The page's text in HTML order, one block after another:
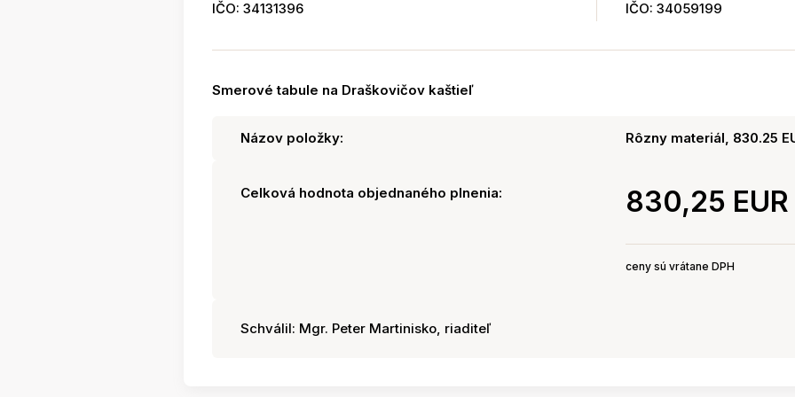
IČO: 34131396 IČO: 34059199
Smerové tabule na Draškovičov kaštieľ
Názov položky: Rôzny materiál, 830.25
Celková hodnota objednaného plnenia: 830,25 EUR
ceny sú vrátane DPH
Schválil: Mgr. Peter Martinisko, riaditeľ